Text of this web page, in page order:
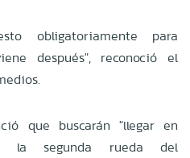
obligatoriamente para
después", reconoció el
que buscarán "llegar en
la segunda rueda del